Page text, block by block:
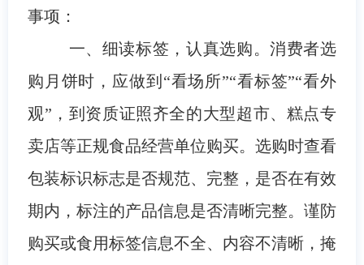
事项：
一、细读标签，认真选购。消费者选
购月饼时，应做到“看场所”“看标签”“看外
观”，到资质证照齐全的大型超市、糕点专
卖店等正规食品经营单位购买。选购时查看
包装标识标志是否规范、完整，是否在有效
期内，标注的产品信息是否清晰完整。谨防
购买或食用标签信息不全、内容不清晰，掩